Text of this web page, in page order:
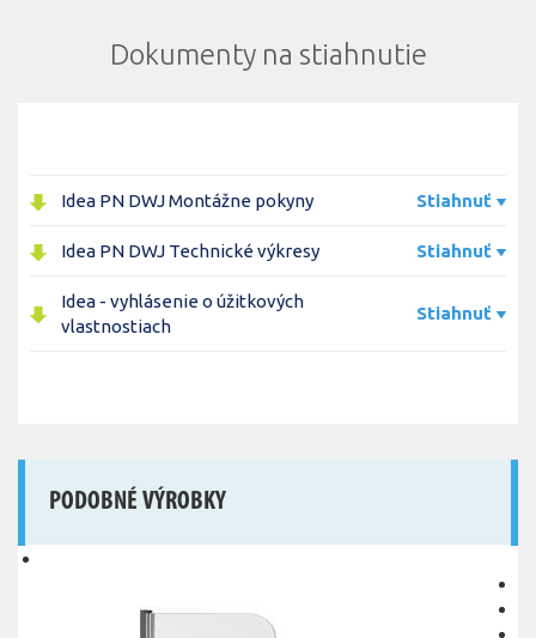
Dokumenty na stiahnutie
Idea PN DWJ Montážne pokyny Stiahnuť
Idea PN DWJ Technické výkresy Stiahnuť
Idea - vyhlásenie o úžitkových
vlastnostiach
Stiahnuť
PODOBNÉ VÝROBKY